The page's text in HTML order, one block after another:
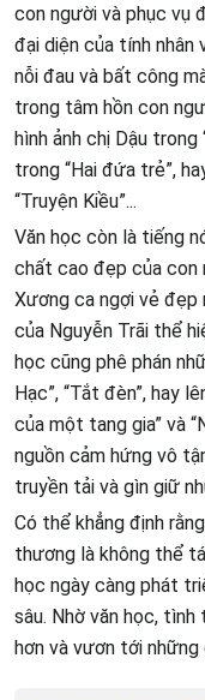
con người và phục vụ
đại diện của tính nhân
nỗi đau và bất công
trong tâm hồn con
hình ảnh chị Dậu
trong “Hai đứa trẻ”,
“Truyện Kiều”...
Văn học còn là tiếng
chất cao đẹp của con
Xương ca ngợi vẻ đẹp
của Nguyễn Trãi thể
học cũng phê phán
Hạc”, “Tắt đèn”, hay
của một tang gia” và
nguồn cảm hứng vô
truyền tải và gìn giữ
Có thể khẳng định
thương là không thể
học ngày càng phát
sâu. Nhờ văn học,
hơn và vươn tới những